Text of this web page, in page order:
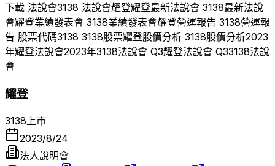
下載 法說會3138 法說會耀登耀登最新法說會 3138最新法說
會耀登業績發表會 3138業績發表會耀登營運報告 3138營運報
告 股票代碼3138 3138股票耀登股價分析 3138股價分析2023
年耀登法說會2023年3138法說會 Q3耀登法說會 Q33138法說
會
耀登
3138 上市
2023/8/24
法人說明會